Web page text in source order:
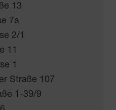
13
7a
2/1
11
1
Straße 107
1-39/9